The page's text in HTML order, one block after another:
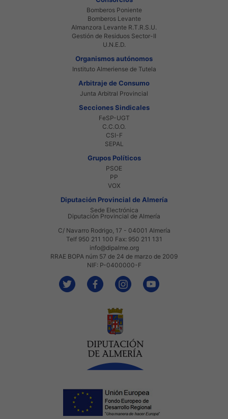
Bomberos Poniente
Bomberos Levante
Almanzora Levante R.T.R.S.U.
Gestión de Residuos Sector-II
U.N.E.D.
Organismos autónomos
Instituto Almeriense de Tutela
Arbitraje de Consumo
Junta Arbitral Provincial
Secciones Sindicales
FeSP-UGT
C.C.O.O.
CSI-F
SEPAL
Grupos Políticos
PSOE
PP
VOX
Diputación Provincial de Almería
Sede Electrónica
Diputación Provincial de Almería
C/ Navarro Rodrigo, 17 - 04001 Almería
Telf 950 211 100 Fax: 950 211 131
info@dipalme.org
RRAE BOPA núm 57 de 24 de marzo de 2009
NIF: P-0400000-F